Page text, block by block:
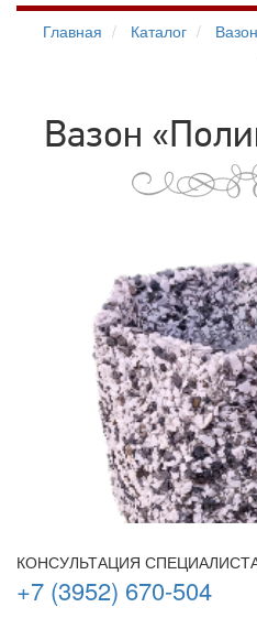
Главная
Каталог
Вазон
КОНСУЛЬТАЦИЯ
+7 (3952) 670-504